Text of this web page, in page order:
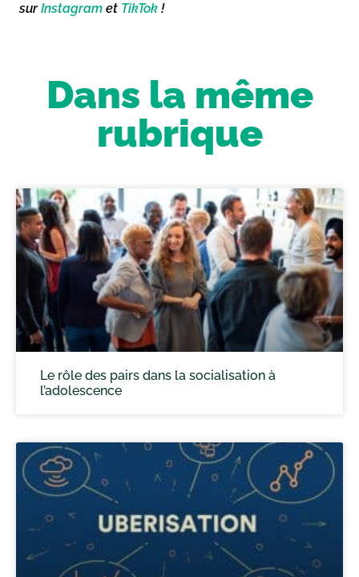
surInstagram et TikTok !
Dans la même
rubrique
Le rôle des pairs dans la socialisation à
l’adolescence